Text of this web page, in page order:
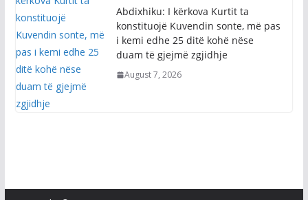
i kemi edhe 25 ditë kohë nëse
duam të gjejmë zgjidhje
August 7, 2026